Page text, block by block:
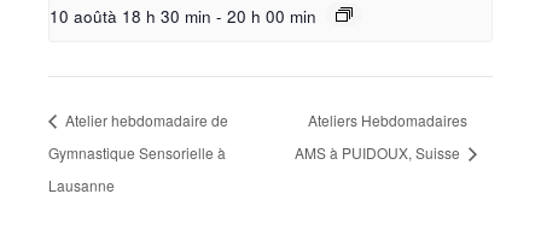
10 aoûtà 18 h 30 min - 20 h 00 min
Atelier hebdomadaire de
Gymnastique Sensorielle à
Lausanne
Ateliers Hebdomadaires
AMS à PUIDOUX, Suisse